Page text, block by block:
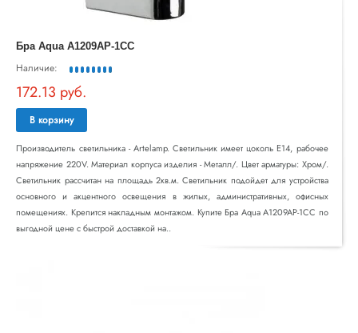
Бра Aqua A1209AP-1CC
Наличие:
172.13 руб.
В корзину
Производитель светильника - Artelamp. Светильник имеет цоколь E14, рабочее
напряжение 220V. Материал корпуса изделия - Металл/. Цвет арматуры: Хром/.
Светильник рассчитан на площадь 2кв.м. Светильник подойдет для устройства
основного и акцентного освещения в жилых, административных, офисных
помещениях. Крепится накладным монтажом. Купите Бра Aqua A1209AP-1CC по
выгодной цене с быстрой доставкой на..